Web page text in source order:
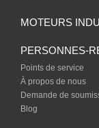
MOTEURS
PERSONNES-
Points de service
À propos de nous
Demande de
Blog